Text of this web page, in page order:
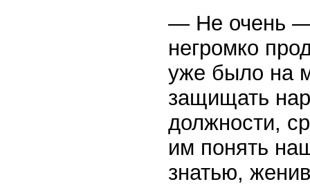
— Не очень —
негромко
уже было на
защищать
должности,
им понять
знатью,